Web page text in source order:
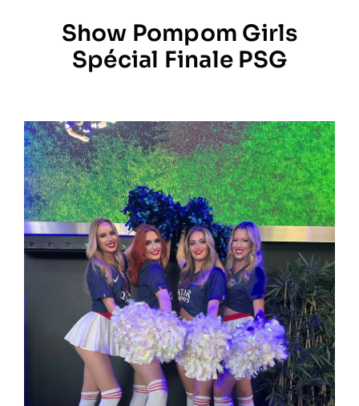
Prestations
Galerie
Formation
Contact
Show Pompom Girls
Spécial Finale PSG